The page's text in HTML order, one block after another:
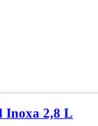
Inoxa 2,8 L